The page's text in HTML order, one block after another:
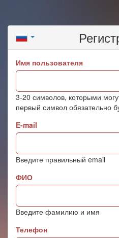
Имя пользователя
3-20 символов, которыми
первый символ обязательно
E-mail
Введите правильный email
ФИО
Введите фамилию и имя
Телефон